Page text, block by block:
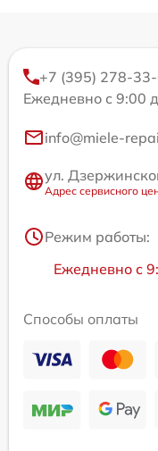
+7 (395) 278-
Ежедневно с 9:00
info@miele-
ул.
Адрес сервисного
Режим работы:
Ежедневно с
Способы оплаты